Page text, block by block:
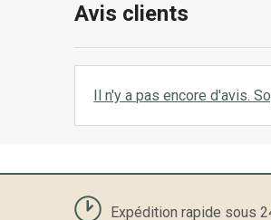
Avis clients
Il n'y a pas encore d'avis.
Expédition rapide sous